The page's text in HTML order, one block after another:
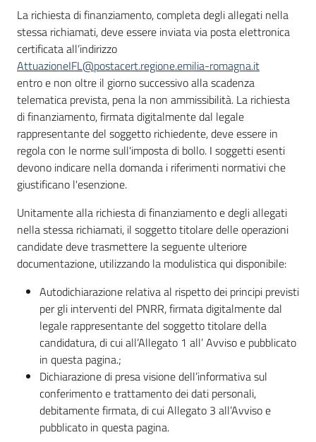
La richiesta di finanziamento, completa degli allegati nella
stessa richiamati, deve essere inviata via posta elettronica
certificata all’indirizzo
AttuazioneIFL@postacert.regione.emilia-romagna.it
entro e non oltre il giorno successivo alla scadenza
telematica prevista, pena la non ammissibilità. La richiesta
di finanziamento, firmata digitalmente dal legale
rappresentante del soggetto richiedente, deve essere in
regola con le norme sull'imposta di bollo. I soggetti esenti
devono indicare nella domanda i riferimenti normativi che
giustificano l'esenzione.
Unitamente alla richiesta di finanziamento e degli allegati
nella stessa richiamati, il soggetto titolare delle operazioni
candidate deve trasmettere la seguente ulteriore
documentazione, utilizzando la modulistica qui disponibile:
Autodichiarazione relativa al rispetto dei principi previsti
per gli interventi del PNRR, firmata digitalmente dal
legale rappresentante del soggetto titolare della
candidatura, di cui all’Allegato 1 all’ Avviso e pubblicato
in questa pagina.;
Dichiarazione di presa visione dell’informativa sul
conferimento e trattamento dei dati personali,
debitamente firmata, di cui Allegato 3 all’Avviso e
pubblicato in questa pagina.